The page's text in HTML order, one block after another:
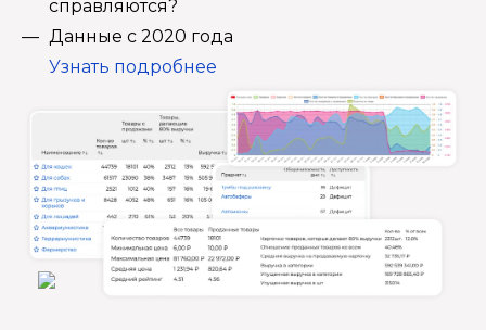
справляются?
Данные с 2020 года
Узнать подробнее